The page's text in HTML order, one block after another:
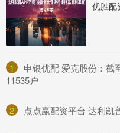
1
申银优配 爱克股份：截
11535户
2 点点赢配资平台 达利凯